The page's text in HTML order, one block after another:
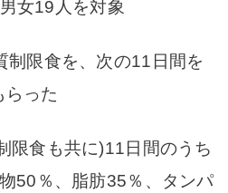
女19人を対象
制限食を、次の11日間を
らった
限食も共に)11日間のうち
50％、脂肪35％、タンパ